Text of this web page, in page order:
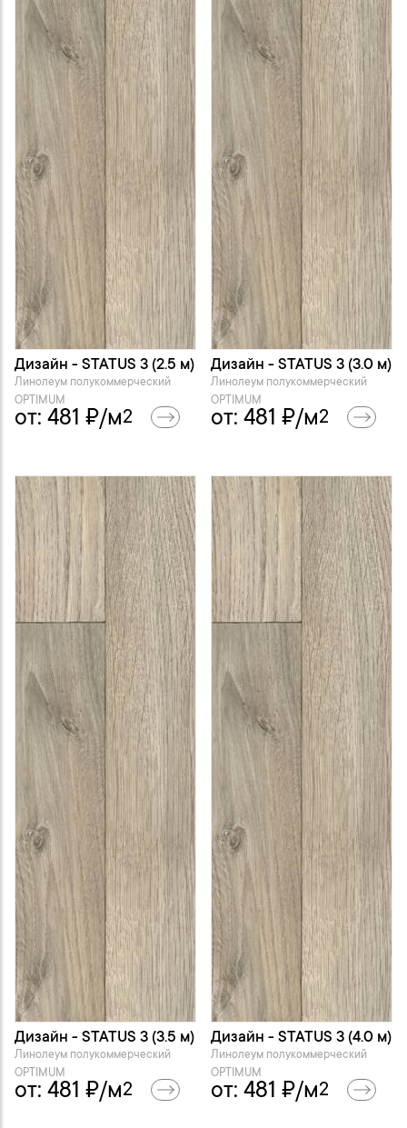
Дизайн - STATUS 3 (2.5 м)
Линолеум полукоммерческий
OPTIMUM
от: 481 ₽/м2
Дизайн - STATUS 3 (3.0 м)
Линолеум полукоммерческий
OPTIMUM
от: 481 ₽/м2
Дизайн - STATUS 3 (3.5 м)
Линолеум полукоммерческий
OPTIMUM
от: 481 ₽/м2
Дизайн - STATUS 3 (4.0 м)
Линолеум полукоммерческий
OPTIMUM
от: 481 ₽/м2